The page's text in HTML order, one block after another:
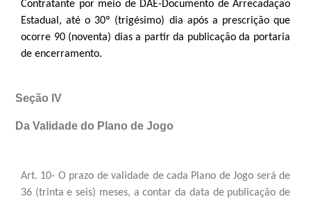
Contratante por meio de DAE-Documento de Arrecadação
Estadual, até o 30º (trigésimo) dia após a prescrição que
ocorre 90 (noventa) dias a partir da publicação da portaria
de encerramento.
Seção IV
Da Validade do Plano de Jogo
Art. 10- O prazo de validade de cada Plano de Jogo será de
36 (trinta e seis) meses, a contar da data de publicação de